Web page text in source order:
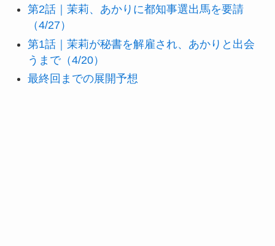
第2話｜茉莉、あかりに都知事選出馬を要請
（4/27）
第1話｜茉莉が秘書を解雇され、あかりと出会
うまで（4/20）
最終回までの展開予想